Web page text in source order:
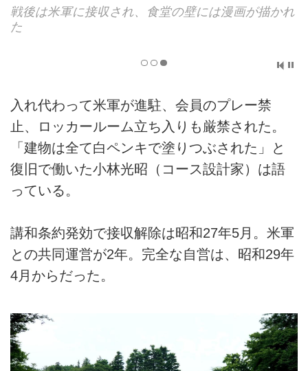
戦後は米軍に接収され、食堂の壁には漫画が描かれ
た
入れ代わって米軍が進駐、会員のプレー禁
止、ロッカールーム立ち入りも厳禁された。
「建物は全て白ペンキで塗りつぶされた」と
復旧で働いた小林光昭（コース設計家）は語
っている。
講和条約発効で接収解除は昭和27年5月。米軍
との共同運営が2年。完全な自営は、昭和29年
4月からだった。